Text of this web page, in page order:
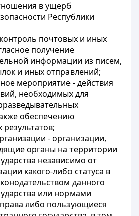
в ущерб
Республики
почтовых и иных
получение
информации из писем,
и иных отправлений;
мероприятие - действия
необходимых для
обеспечению
- организации,
органы на территории
независимо от
какого-либо статуса в
данного
или нормами
либо пользующиеся